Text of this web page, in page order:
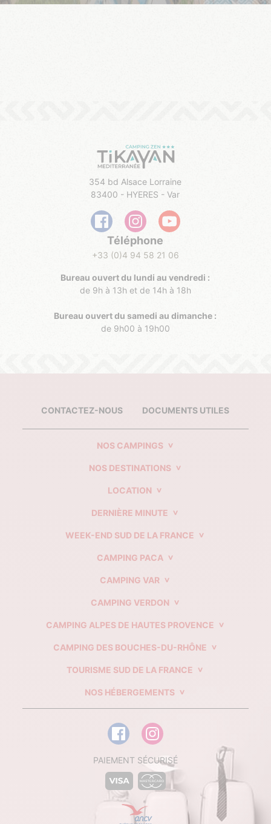
354 bd Alsace Lorraine
83400 - HYERES - Var
Téléphone
+33 (0)4 94 58 21 06
Bureau ouvert du lundi au vendredi :
de 9h à 13h et de 14h à 18h
Bureau ouvert du samedi au dimanche :
de 9h00 à 19h00
CONTACTEZ-NOUS DOCUMENTS UTILES
NOS CAMPINGS
NOS DESTINATIONS
LOCATION
DERNIÈRE MINUTE
WEEK-END SUD DE LA FRANCE
CAMPING PACA
CAMPING VAR
CAMPING VERDON
CAMPING ALPES DE HAUTES PROVENCE
CAMPING DES BOUCHES-DU-RHÔNE
TOURISME SUD DE LA FRANCE
NOS HÉBERGEMENTS
PAIEMENT SÉCURISÉ